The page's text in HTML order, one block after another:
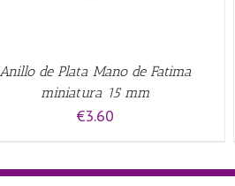
Anillo de Plata Mano de Fatima
miniatura 15 mm
€3.60